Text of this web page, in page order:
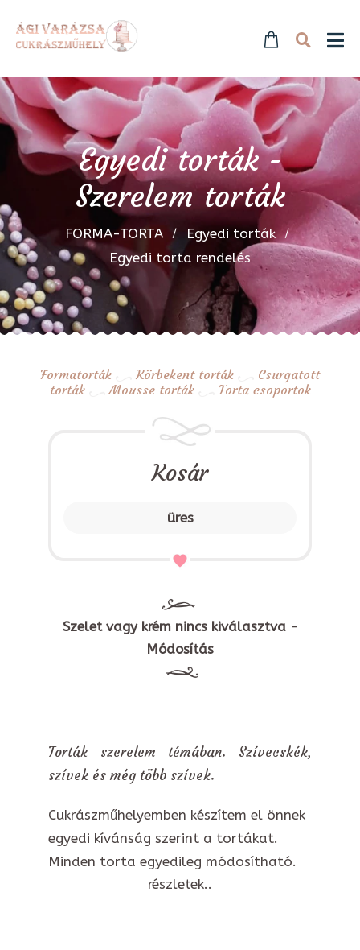
Egyedi torták -
Szerelem torták
FORMA-TORTA
Egyedi torták
Egyedi torta rendelés
Formatorták Körbekent torták
Csurgatott
torták
Mousse torták Torta csoportok
Kosár
üres
Szelet vagy krém nincs kiválasztva -
Módosítás
Torták szerelem témában. Szívecskék,
szívek és még több szívek.
Cukrászműhelyemben készítem el önnek
egyedi kívánság szerint a tortákat.
Minden torta egyedileg módosítható.
részletek..